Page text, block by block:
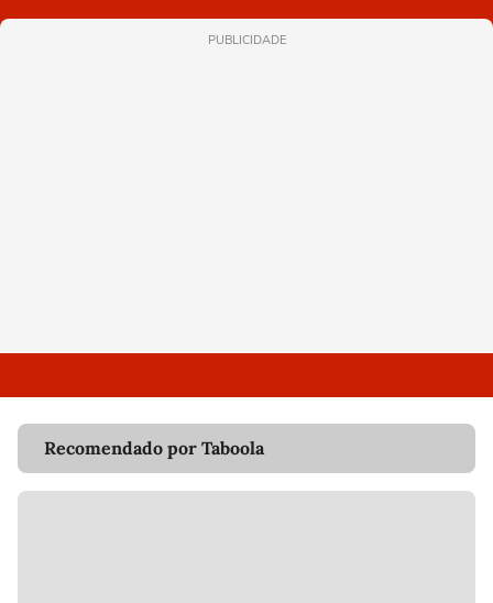
PUBLICIDADE
Recomendado por Taboola